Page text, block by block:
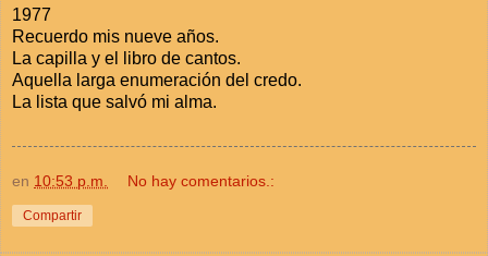
1977
Recuerdo mis nueve años.
La capilla y el libro de cantos.
Aquella larga enumeración del credo.
La lista que salvó mi alma.
en 10:53 p.m. No hay comentarios.:
Compartir